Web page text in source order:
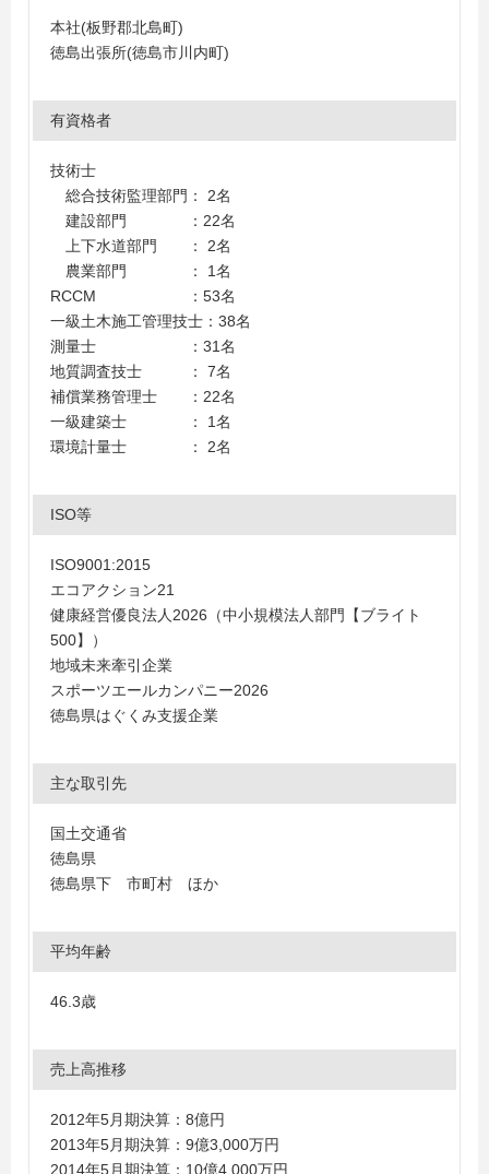
本社(板野郡北島町)
徳島出張所(徳島市川内町)
有資格者
技術士
総合技術監理部門： 2名
建設部門 ：22名
上下水道部門 ： 2名
農業部門 ： 1名
RCCM ：53名
一級土木施工管理技士：38名
測量士 ：31名
地質調査技士 ： 7名
補償業務管理士 ：22名
一級建築士 ： 1名
環境計量士 ： 2名
ISO等
ISO9001:2015
エコアクション21
健康経営優良法人2026（中小規模法人部門【ブライト
500】）
地域未来牽引企業
スポーツエールカンパニー2026
徳島県はぐくみ支援企業
主な取引先
国土交通省
徳島県
徳島県下 市町村 ほか
平均年齢
46.3歳
売上高推移
2012年5月期決算：8億円
2013年5月期決算：9億3,000万円
2014年5月期決算：10億4,000万円